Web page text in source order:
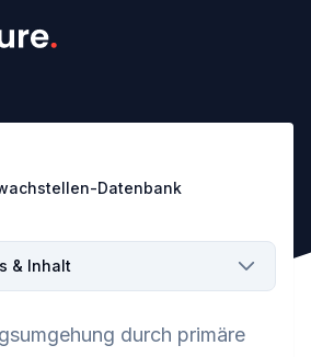
Datenbank
& Inhalt
durch primäre